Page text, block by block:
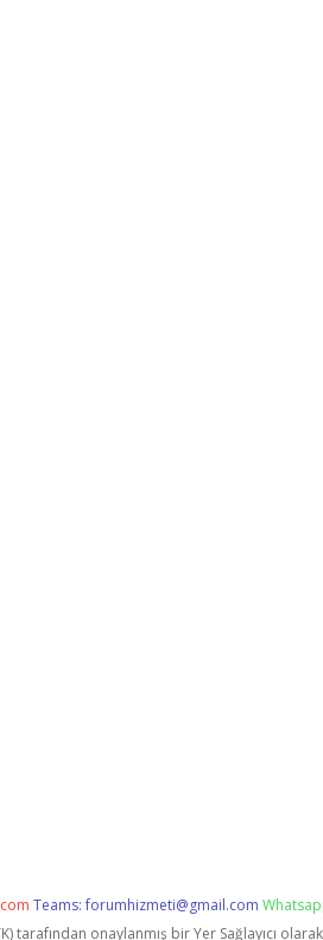
Teams:forumhizmeti@gmail.com
tarafından onaylanmış bir Yer Sağlayıcı